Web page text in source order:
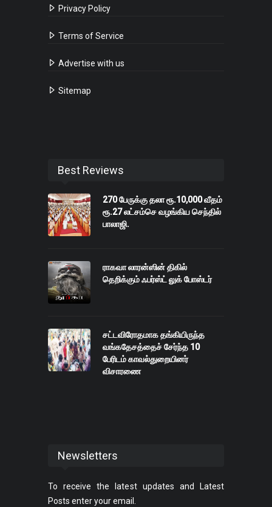
Privacy Policy
Terms of Service
Advertise with us
Sitemap
Best Reviews
270 பேருக்கு தலா ரூ.10,000 வீதம்
ரூ.27 லட்சம்செ வழங்கிய செந்தில்
பாலாஜி.
ராகவா லாரன்ஸின் திகில்
தெறிக்கும் ஃபர்ஸ்ட் லுக் போஸ்டர்
சட்டவிரோதமாக தங்கியிருந்த
வங்கதேசத்தைச் சேர்ந்த 10
பேரிடம் காவல்துறையினர்
விசாரணை
Newsletters
To receive the latest updates and Latest
Posts enter your email.